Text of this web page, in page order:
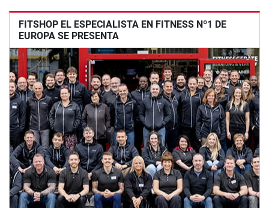
FITSHOP EL ESPECIALISTA EN FITNESS Nº1 DE
EUROPA SE PRESENTA